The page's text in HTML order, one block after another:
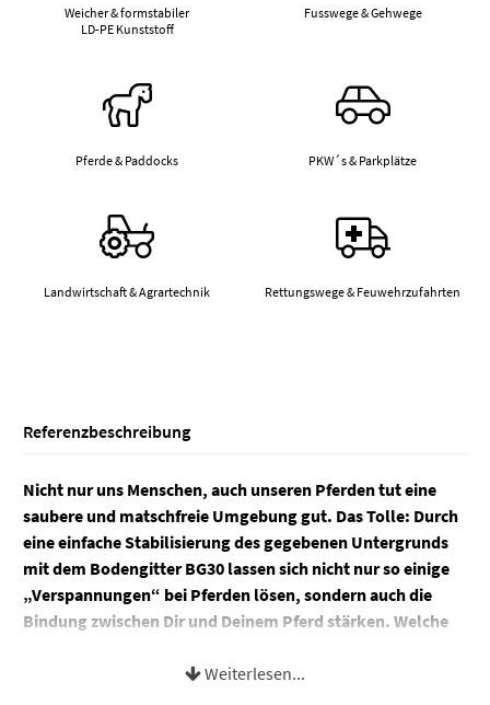
Weicher & formstabiler
LD-PE Kunststoff
Fusswege & Gehwege
Pferde & Paddocks PKW´s & Parkplätze
Landwirtschaft & Agrartechnik Rettungswege & Feuwehrzufahrten
Referenzbeschreibung
Nicht nur uns Menschen, auch unseren Pferden tut eine
saubere und matschfreie Umgebung gut. Das Tolle: Durch
eine einfache Stabilisierung des gegebenen Untergrunds
mit dem Bodengitter BG30 lassen sich nicht nur so einige
„Verspannungen“ bei Pferden lösen, sondern auch die
Bindung zwischen Dir und Deinem Pferd stärken. Welche
noch hat und worauf Sie beim Verlegen achten müssen,
Weiterlesen...